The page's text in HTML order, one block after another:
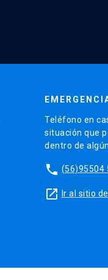
Teléfono en
situación que
dentro de
phone (56)95504
launch Ir al sitio